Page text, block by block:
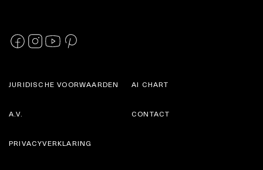
JURIDISCHE VOORWAARDEN
A.V.
AI CHART
CONTACT
PRIVACYVERKLARING